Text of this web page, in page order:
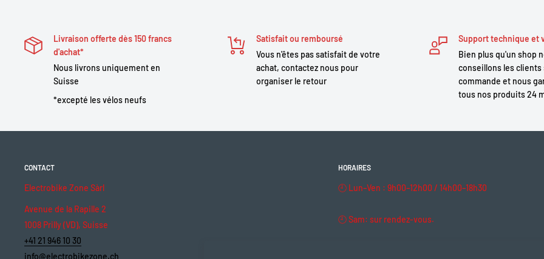
Livraison offerte dès 150 francs
d'achat*
Nous livrons uniquement en
Suisse
*excepté les vélos neufs
Satisfait ou remboursé
Vous n'êtes pas satisfait de votre
achat, contactez nous pour
organiser le retour
Support technique et
Bien plus qu'un shop
conseillons les clients
commande et nous
tous nos produits 24
CONTACT
Electrobike Zone Sàrl
Avenue de la Rapille 2
1008 Prilly (VD), Suisse
+41 21 946 10 30
info@electrobikezone.ch
HORAIRES
🕘 Lun–Ven : 9h00–12h00 / 14h00–18h30
🕘 Sam: sur rendez-vous.